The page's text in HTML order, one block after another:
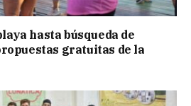
hasta búsqueda de
gratuitas de la